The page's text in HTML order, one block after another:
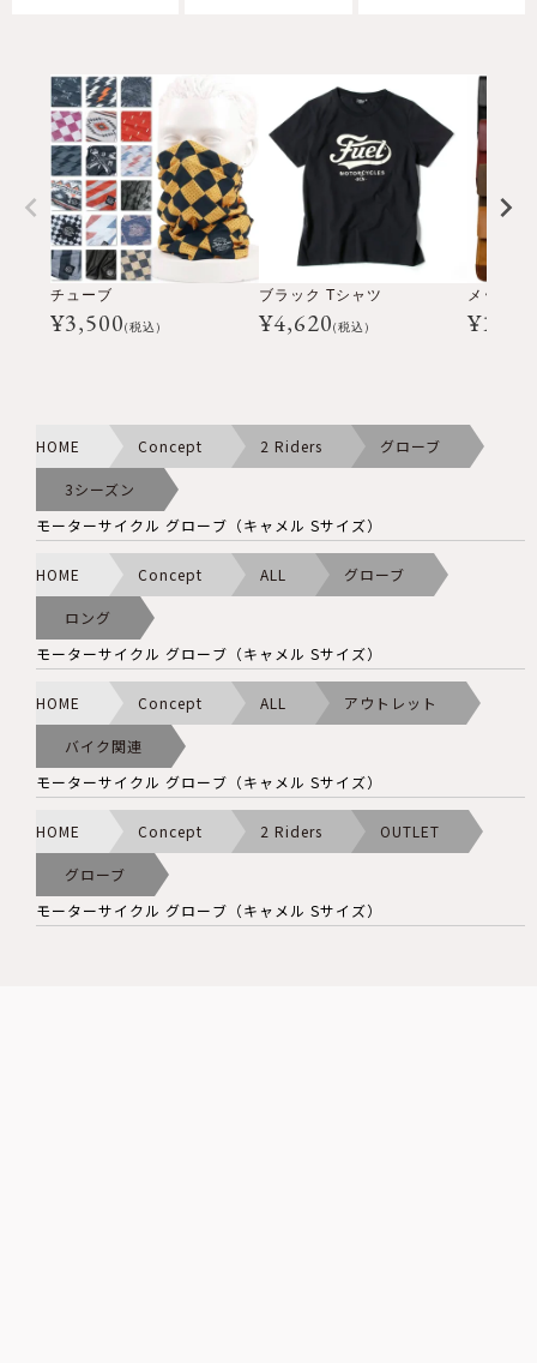
チューブ
¥3,500(税込)
ブラック Tシャツ
¥4,620(税込)
メッセン
¥
HOME Concept 2 Riders グローブ
3シーズン
モーターサイクル グローブ（キャメル Sサイズ）
HOME Concept ALL グローブ
ロング
モーターサイクル グローブ（キャメル Sサイズ）
HOME Concept ALL アウトレット
バイク関連
モーターサイクル グローブ（キャメル Sサイズ）
HOME Concept 2 Riders OUTLET
グローブ
モーターサイクル グローブ（キャメル Sサイズ）